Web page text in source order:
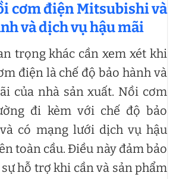
cơm điện Mitsubishi và
và dịch vụ hậu mãi
trọng khác cần xem xét khi
điện là chế độ bảo hành và
của nhà sản xuất. Nồi cơm
đi kèm với chế độ bảo
có mạng lưới dịch vụ hậu
toàn cầu. Điều này đảm bảo
hỗ trợ khi cần và sản phẩm